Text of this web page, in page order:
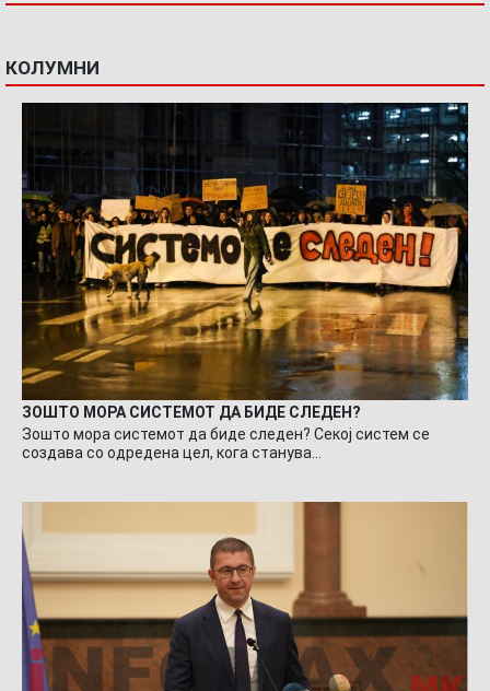
КОЛУМНИ
ЗОШТО МОРА СИСТЕМОТ ДА БИДЕ СЛЕДЕН?
Зошто мора системот да биде следен? Секој систем се
создава со одредена цел, кога станува…